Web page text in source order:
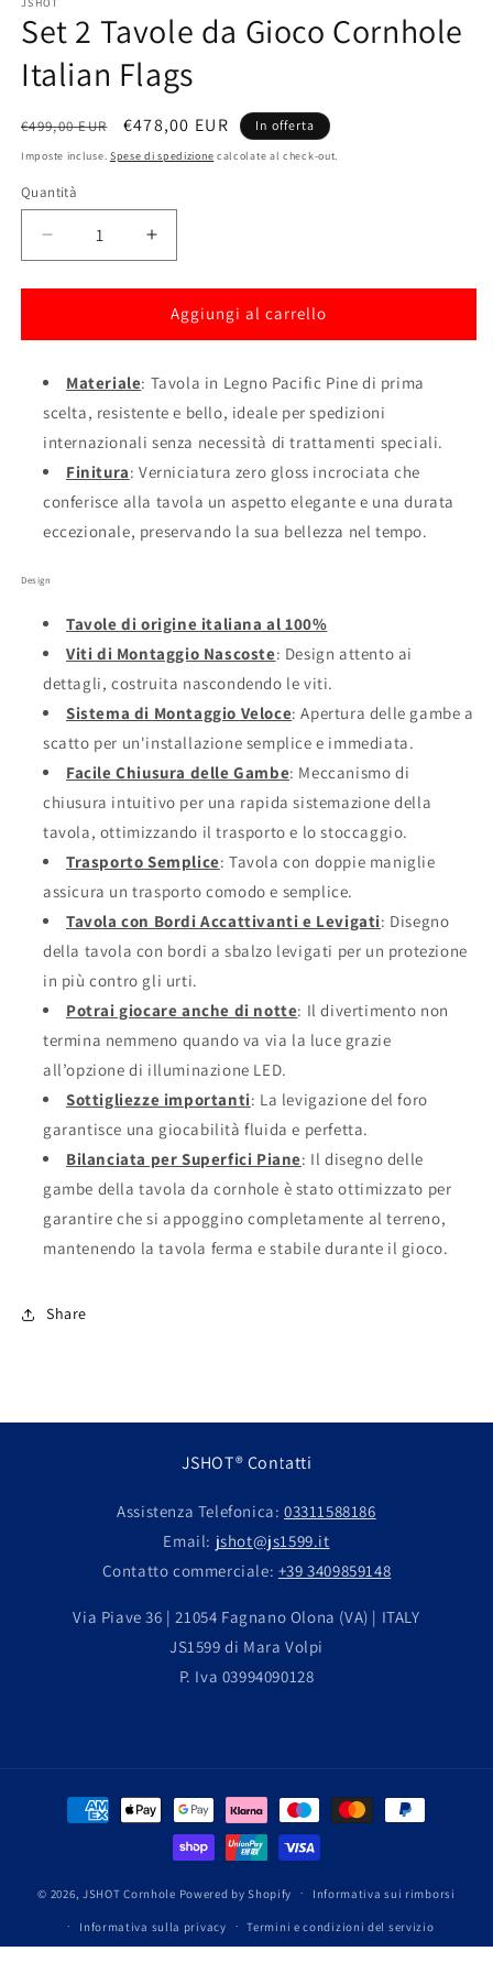
Set 2 Tavole da Gioco Cornhole
Italian Flags
Prezzo
di
€499,00 EUR
Prezzo
scontato
€478,00 EUR In offerta
Imposte incluse. Spese di spedizione calcolate al check-out.
Quantità
Diminuisci
quantità
per
2
da
Gioco
Cornhole
Italian
Flags
Aumenta
quantità
per
Set
2
da
Gioco
Cornhole
Italian
Flags
Aggiungi al carrello
Materiale: Tavola in Legno Pacific Pine di prima
scelta, resistente e bello, ideale per spedizioni
internazionali senza necessità di trattamenti speciali.
Finitura: Verniciatura zero gloss incrociata che
conferisce alla tavola un aspetto elegante e una durata
eccezionale, preservando la sua bellezza nel tempo.
Design
Tavole di origine italiana al 100%
Viti di Montaggio Nascoste: Design attento ai
dettagli, costruita nascondendo le viti.
Sistema di Montaggio Veloce: Apertura delle gambe a
scatto per un'installazione semplice e immediata.
Facile Chiusura delle Gambe: Meccanismo di
chiusura intuitivo per una rapida sistemazione della
tavola, ottimizzando il trasporto e lo stoccaggio.
Trasporto Semplice: Tavola con doppie maniglie
assicura un trasporto comodo e semplice.
Tavola con Bordi Accattivanti e Levigati: Disegno
della tavola con bordi a sbalzo levigati per un protezione
in più contro gli urti.
Potrai giocare anche di notte: Il divertimento non
termina nemmeno quando va via la luce grazie
all’opzione di illuminazione LED.
Sottigliezze importanti: La levigazione del foro
garantisce una giocabilità fluida e perfetta.
Bilanciata per Superfici Piane: Il disegno delle
gambe della tavola da cornhole è stato ottimizzato per
garantire che si appoggino completamente al terreno,
mantenendo la tavola ferma e stabile durante il gioco.
Share
JSHOT® Contatti
Assistenza Telefonica:03311588186
Email: jshot@js1599.it
Contatto commerciale: +39 3409859148
Via Piave 36 | 21054 Fagnano Olona (VA) | ITALY
JS1599 di Mara Volpi
P. Iva 03994090128
Metodi
© 2026, JSHOT Cornhole Powered by Shopify Informativa sui rimborsi
Informativa sulla privacy Termini e condizioni del servizio